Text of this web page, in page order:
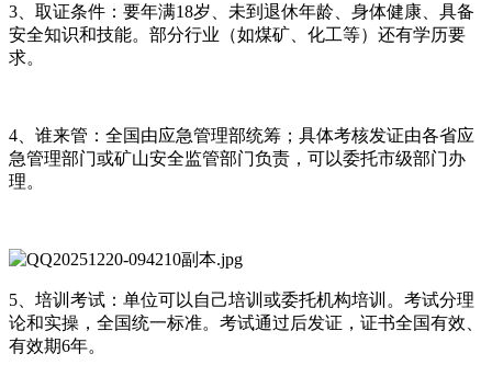
3、取证条件：要年满18岁、未到退休年龄、身体健康、具备
安全知识和技能。部分行业（如煤矿、化工等）还有学历要
求。
4、谁来管：全国由应急管理部统筹；具体考核发证由各省应
急管理部门或矿山安全监管部门负责，可以委托市级部门办
理。
5、培训考试：单位可以自己培训或委托机构培训。考试分理
论和实操，全国统一标准。考试通过后发证，证书全国有效、
有效期6年。